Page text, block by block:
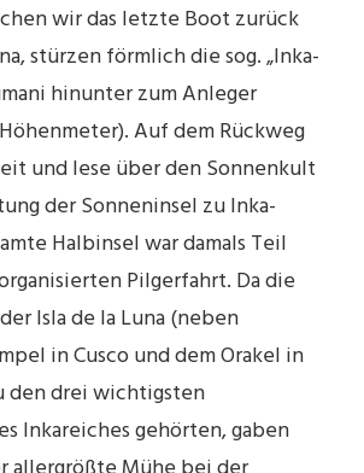
wir das letzte Boot zurück
stürzen förmlich die sog. „Inka-
hinunter zum Anleger
Auf dem Rückweg
und lese über den Sonnenkult
der Sonneninsel zu Inka-
Halbinsel war damals Teil
Pilgerfahrt. Da die
Isla de la Luna (neben
in Cusco und dem Orakel in
den drei wichtigsten
Inkareiches gehörten, gaben